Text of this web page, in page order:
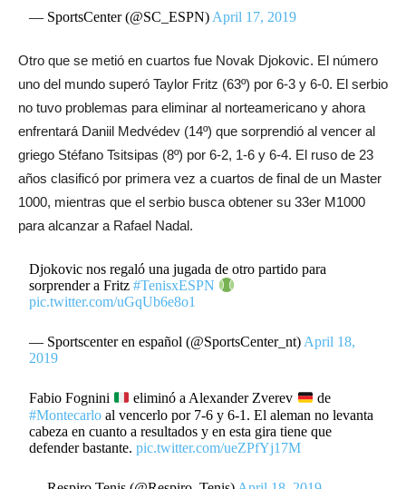
— SportsCenter (@SC_ESPN) April 17, 2019
Otro que se metió en cuartos fue Novak Djokovic. El número
uno del mundo superó Taylor Fritz (63º) por 6-3 y 6-0. El serbio
no tuvo problemas para eliminar al norteamericano y ahora
enfrentará Daniil Medvédev (14º) que sorprendió al vencer al
griego Stéfano Tsitsipas (8º) por 6-2, 1-6 y 6-4. El ruso de 23
años clasificó por primera vez a cuartos de final de un Master
1000, mientras que el serbio busca obtener su 33er M1000
para alcanzar a Rafael Nadal.
Djokovic nos regaló una jugada de otro partido para
sorprender a Fritz#TenisxESPN
pic.twitter.com/uGqUb6e8o1
— Sportscenter en español (@SportsCenter_nt)April 18,
2019
Fabio Fognini eliminó a Alexander Zverev
de
#Montecarlo al vencerlo por 7-6 y 6-1. El aleman no levanta
cabeza en cuanto a resultados y en esta gira tiene que
defender bastante.pic.twitter.com/ueZPfYj17M